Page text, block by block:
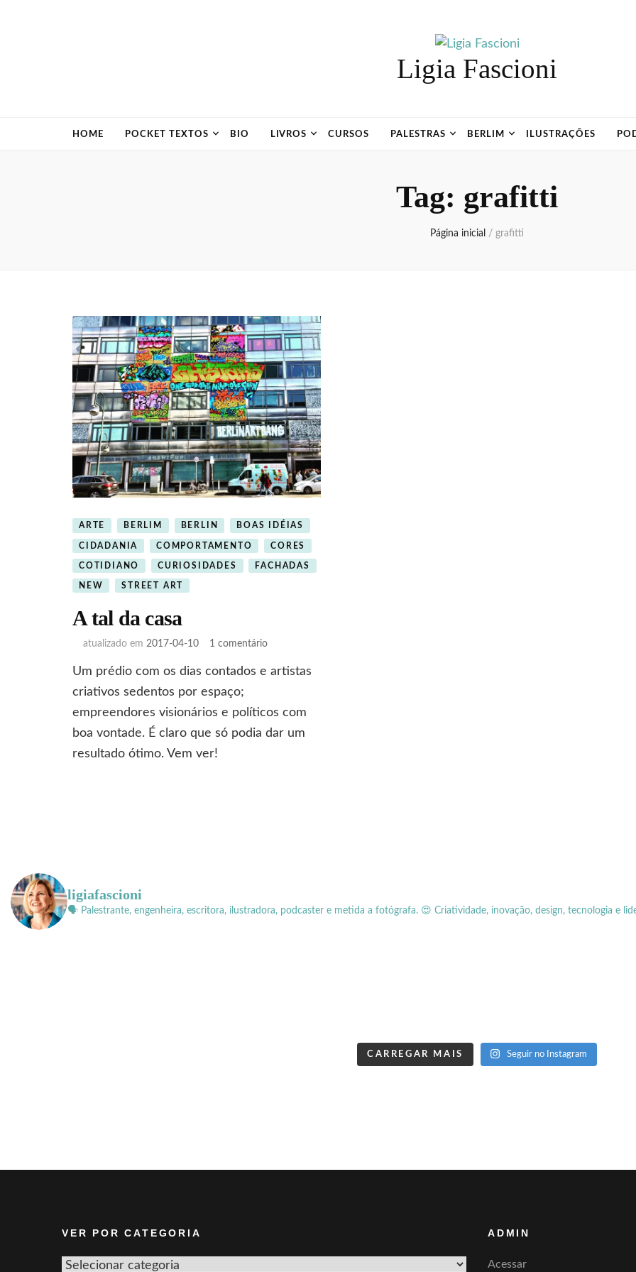
Ligia Fascioni
HOME POCKET TEXTOS BIO LIVROS CURSOS PALESTRAS BERLIM ILUSTRAÇÕES
Tag: grafitti
Página inicial / grafitti
ARTE BERLIM BERLIN BOAS IDÉIAS
CIDADANIA COMPORTAMENTO CORES
COTIDIANO CURIOSIDADES FACHADAS
NEW STREET ART
A tal da casa
atualizado em 2017-04-10 1 comentárioem
tal
Um prédio com os dias contados e artistas
criativos sedentos por espaço;
empreendores visionários e políticos com
boa vontade. É claro que só podia dar um
resultado ótimo. Vem ver!
ligiafascioni
🗣 Palestrante, engenheira, escritora, ilustradora, podcaster e metida a fotógrafa. 😍 Criatividade, inovação, design, tecnologia e
CARREGAR MAIS Seguir no Instagram
VER POR CATEGORIA
Ver
ADMIN
Acessar